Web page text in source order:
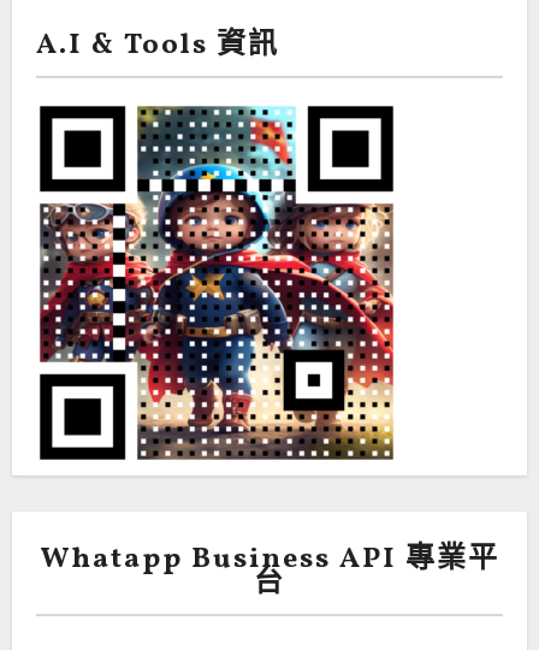
A.I & Tools 資訊
Whatapp Business API 專業平
台